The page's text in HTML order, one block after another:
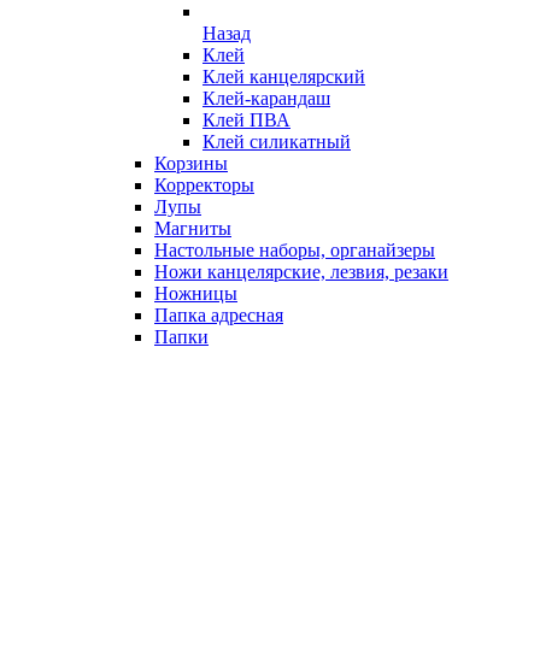
Назад
Клей
Клей канцелярский
Клей-карандаш
Клей ПВА
Клей силикатный
Корзины
Корректоры
Лупы
Магниты
Настольные наборы, органайзеры
Ножи канцелярские, лезвия, резаки
Ножницы
Папка адресная
Папки